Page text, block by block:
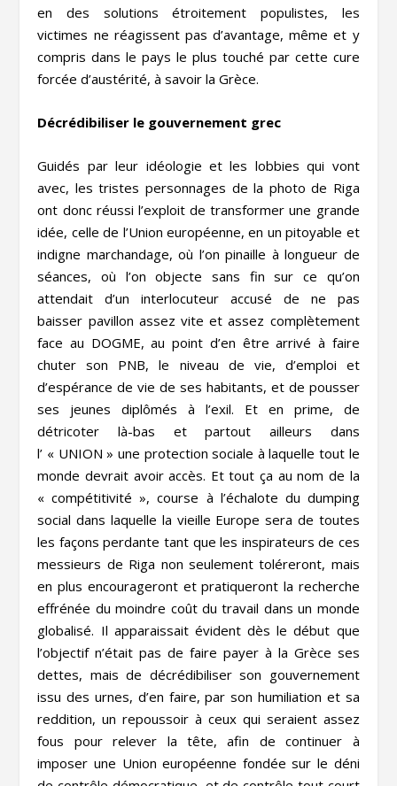
en des solutions étroitement populistes, les
victimes ne réagissent pas d’avantage, même et y
compris dans le pays le plus touché par cette cure
forcée d’austérité, à savoir la Grèce.
Décrédibiliser le gouvernement grec
Guidés par leur idéologie et les lobbies qui vont
avec, les tristes personnages de la photo de Riga
ont donc réussi l’exploit de transformer une grande
idée, celle de l’Union européenne, en un pitoyable et
indigne marchandage, où l’on pinaille à longueur de
séances, où l’on objecte sans fin sur ce qu’on
attendait d’un interlocuteur accusé de ne pas
baisser pavillon assez vite et assez complètement
face au DOGME, au point d’en être arrivé à faire
chuter son PNB, le niveau de vie, d’emploi et
d’espérance de vie de ses habitants, et de pousser
ses jeunes diplômés à l’exil. Et en prime, de
détricoter là-bas et partout ailleurs dans
l’ « UNION » une protection sociale à laquelle tout le
monde devrait avoir accès. Et tout ça au nom de la
« compétitivité », course à l’échalote du dumping
social dans laquelle la vieille Europe sera de toutes
les façons perdante tant que les inspirateurs de ces
messieurs de Riga non seulement toléreront, mais
en plus encourageront et pratiqueront la recherche
effrénée du moindre coût du travail dans un monde
globalisé. Il apparaissait évident dès le début que
l’objectif n’était pas de faire payer à la Grèce ses
dettes, mais de décrédibiliser son gouvernement
issu des urnes, d’en faire, par son humiliation et sa
reddition, un repoussoir à ceux qui seraient assez
fous pour relever la tête, afin de continuer à
imposer une Union européenne fondée sur le déni